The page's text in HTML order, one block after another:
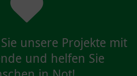
unsere Projekte mit
und helfen Sie